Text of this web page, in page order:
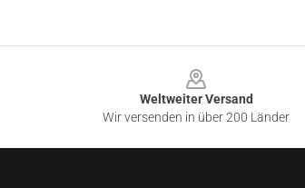
Weltweiter Versand
Wir versenden in über 200 Länder